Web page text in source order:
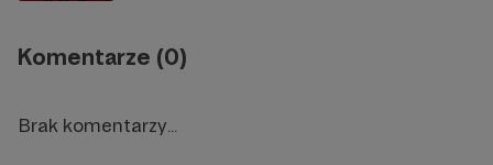
Komentarze (0)
Brak komentarzy...